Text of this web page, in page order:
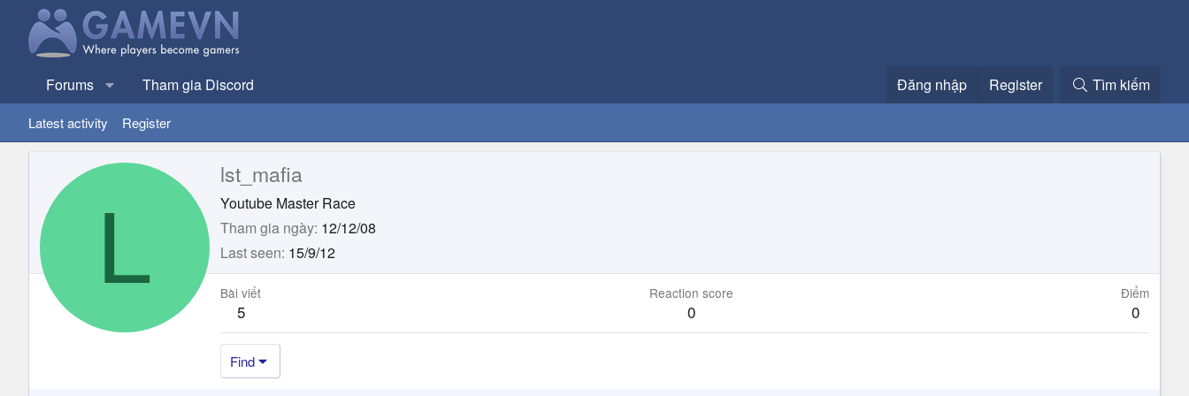
Forums Tham gia Discord Đăng nhập Register Tìm kiếm
Latest activity Register
L
lst_mafia
Youtube Master Race
Tham gia ngày 12/12/08
Last seen 15/9/12
Bài viết
5
Reaction score
0
Điểm
0
Find